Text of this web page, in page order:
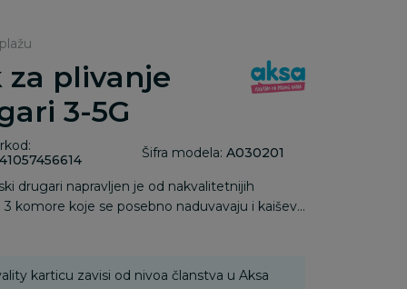
plivanje
3-5G
Šifra modela: A030201
drugari napravljen je od nakvalitetnijih
komore koje se posebno naduvavaju i kaiševe
karticu zavisi od nivoa članstva u Aksa